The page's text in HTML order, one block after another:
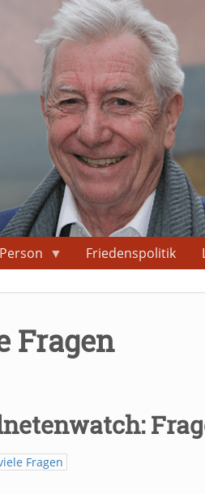
Friedenspolitik
Fragen
Fragen